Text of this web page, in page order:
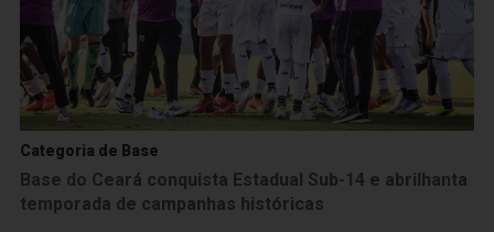
Categoria de Base
Base do Ceará conquista Estadual Sub-14 e abrilhanta
temporada de campanhas históricas